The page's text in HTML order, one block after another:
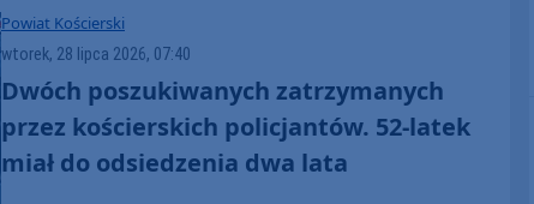
Powiat Kościerski
wtorek, 28 lipca 2026, 07:40
Dwóch poszukiwanych zatrzymanych
przez kościerskich policjantów. 52-latek
miał do odsiedzenia dwa lata